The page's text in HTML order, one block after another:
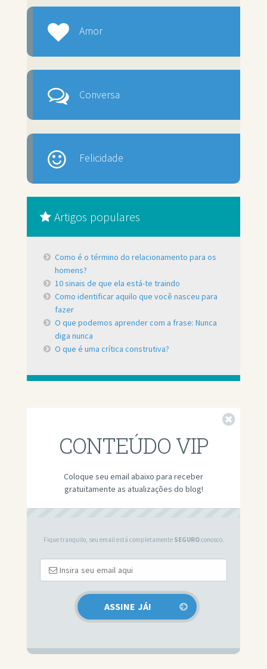
Amor
Conversa
Felicidade
Artigos populares
Como é o término do relacionamento para os
homens?
10 sinais de que ela está-te traindo
Como identificar aquilo que você nasceu para
fazer
O que podemos aprender com a frase: Nunca
diga nunca
O que é uma crítica construtiva?
CONTEÚDO VIP
Coloque seu email abaixo para receber
gratuitamente as atualizações do blog!
Fique tranquilo, seu email está completamente SEGUROconosco.